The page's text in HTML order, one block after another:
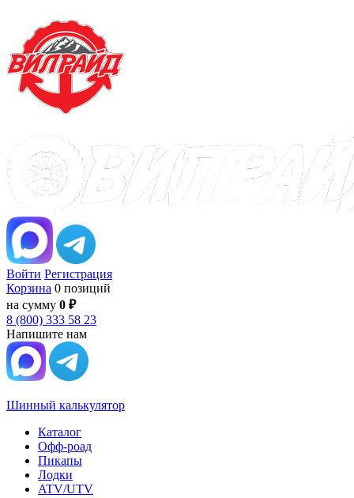
Войти Регистрация
Корзина 0 позиций
на сумму 0 ₽
8 (800) 333 58 23
Напишите нам
Шинный калькулятор
Каталог
Офф-роад
Пикапы
Лодки
ATV/UTV